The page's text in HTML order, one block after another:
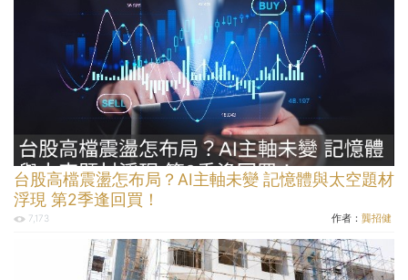
台股高檔震盪怎布局？AI主軸未變 記憶體與太空題材
浮現 第2季逢回買！
7,173 作者： 龔招健